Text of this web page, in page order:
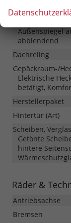
Außenspiegel
Außenspiegel
abblendend
Dachreling
Gepäckraum-/
Elektrische
betätigt,
Herstellerpaket
Hintertür (Art)
Scheiben,
Getönte
hintere
Räder &
Antriebsachse
Bremsen